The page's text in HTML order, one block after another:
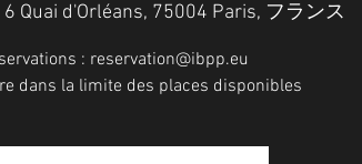
6 Quai d'Orléans, 75004 Paris, フランス
: reservation@ibpp.eu
dans la limite des places disponibles